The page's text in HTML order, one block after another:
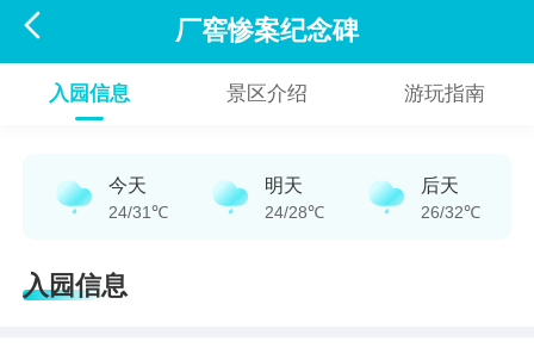
 厂窖惨案纪念碑
入园信息 景区介绍 游玩指南
今天
24/31℃
明天
24/28℃
后天
26/32℃
入园信息